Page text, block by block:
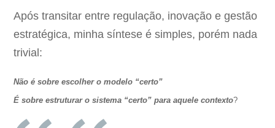
Após transitar entre regulação, inovação e gestão
estratégica, minha síntese é simples, porém nada
trivial:
Não é sobre escolher o modelo “certo”
É sobre estruturar o sistema “certo” para aquele contexto?